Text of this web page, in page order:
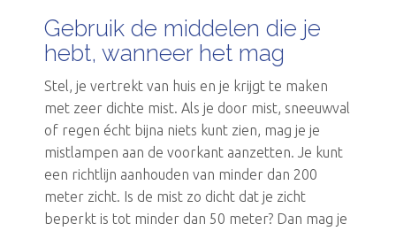
Gebruik de middelen die je
hebt, wanneer het mag
Stel, je vertrekt van huis en je krijgt te maken
met zeer dichte mist. Als je door mist, sneeuwval
of regen écht bijna niets kunt zien, mag je je
mistlampen aan de voorkant aanzetten. Je kunt
een richtlijn aanhouden van minder dan 200
meter zicht. Is de mist zo dicht dat je zicht
beperkt is tot minder dan 50 meter? Dan mag je